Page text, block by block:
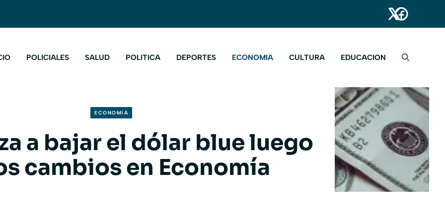
POLICIALES SALUD POLITICA DEPORTES ECONOMIA CULTURA EDUCACION
ECONOMIA
a bajar el dólar blue luego
cambios en Economía